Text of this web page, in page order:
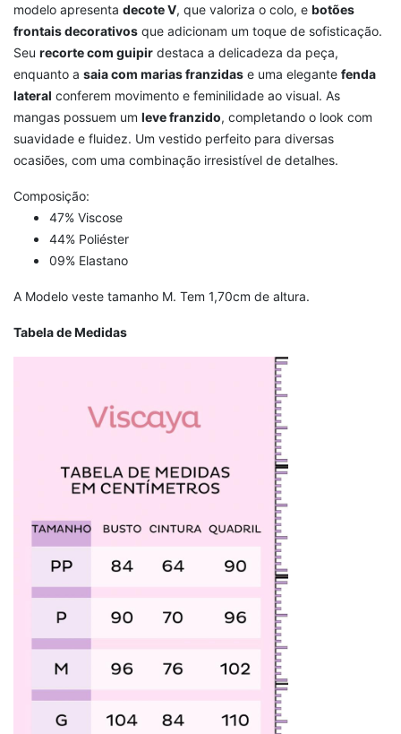
modelo apresenta decote V, que valoriza o colo, e botões
frontais decorativos que adicionam um toque de sofisticação.
Seu recorte com guipir destaca a delicadeza da peça,
enquanto a saia com marias franzidas e uma elegante fenda
lateral conferem movimento e feminilidade ao visual. As
mangas possuem um leve franzido, completando o look com
suavidade e fluidez. Um vestido perfeito para diversas
ocasiões, com uma combinação irresistível de detalhes.
Composição:
47% Viscose
44% Poliéster
09% Elastano
A Modelo veste tamanho M. Tem 1,70cm de altura.
Tabela de Medidas